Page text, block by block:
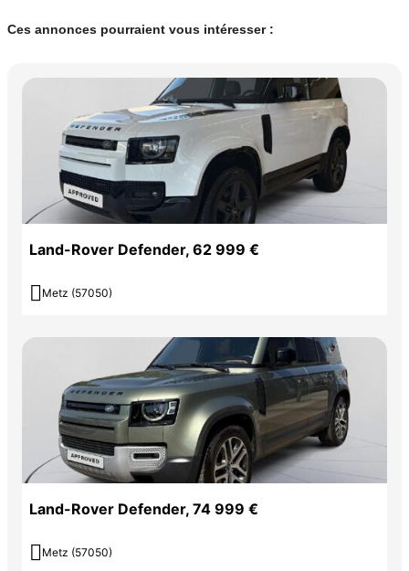
Ces annonces pourraient vous intéresser :
Land-Rover Defender, 62 999 €
 Metz (57050)
Land-Rover Defender, 74 999 €
 Metz (57050)